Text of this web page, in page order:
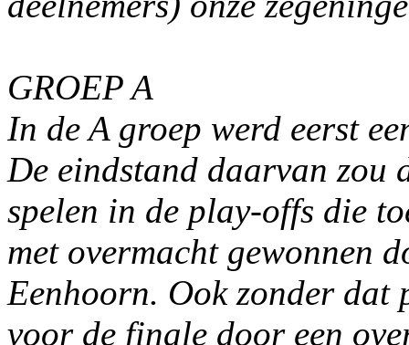
GROEP A
In de A groep werd eerst
De eindstand daarvan zou
spelen in de play-offs die
met overmacht gewonnen
Eenhoorn. Ook zonder dat
voor de finale door een